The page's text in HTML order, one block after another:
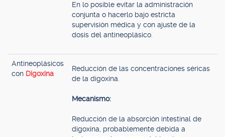
En lo posible evitar la administración
conjunta o hacerlo bajo estricta
supervisión médica y con ajuste de la
dosis del antineoplásico.
Antineoplásicos
con Digoxina
Reducción de las concentraciones séricas
de la digoxina.
Mecanismo:
Reducción de la absorción intestinal de
digoxina, probablemente debida a